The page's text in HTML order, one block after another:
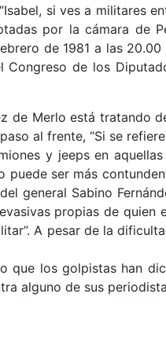
si ves a militares
por la cámara de
de 1981 a las
de los
de Merlo está tratando
al frente, “Si se
y jeeps en
ser más
general Sabino
propias de quien
A pesar de la
los golpistas han
alguno de sus